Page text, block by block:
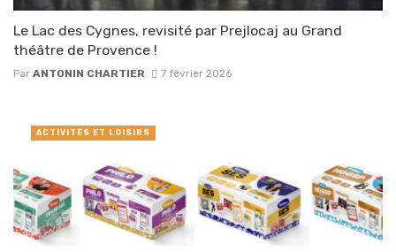
Le Lac des Cygnes, revisité par Prejlocaj au Grand
théâtre de Provence !
Par ANTONIN CHARTIER 7 février 2026
ACTIVITÉS ET LOISIRS